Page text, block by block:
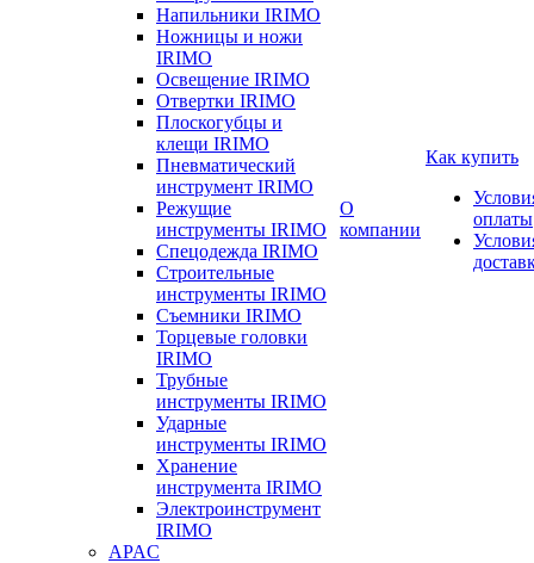
Напильники IRIMO
Ножницы и ножи
IRIMO
Освещение IRIMO
Отвертки IRIMO
Плоскогубцы и
клещи IRIMO
Пневматический
инструмент IRIMO
Режущие
инструменты IRIMO
Спецодежда IRIMO
Строительные
инструменты IRIMO
Съемники IRIMO
Торцевые головки
IRIMO
Трубные
инструменты IRIMO
Ударные
инструменты IRIMO
Хранение
инструмента IRIMO
Электроинструмент
IRIMO
APAC
О
компании
Как купить
оплаты